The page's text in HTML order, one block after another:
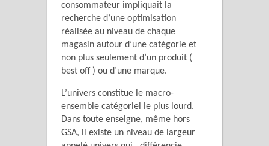
consommateur impliquait la
recherche d’une optimisation
réalisée au niveau de chaque
magasin autour d’une catégorie et
non plus seulement d’un produit (
best off ) ou d’une marque.
L’univers constitue le macro-
ensemble catégoriel le plus lourd.
Dans toute enseigne, même hors
GSA, il existe un niveau de largeur